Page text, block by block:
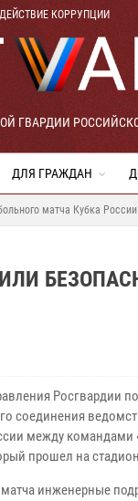
КОРРУПЦИИ
ГВАРДИИ
ДЛЯ ГРАЖДАН
матча Кубка России
Росгвардии
соединения
между
прошел на
инженерные